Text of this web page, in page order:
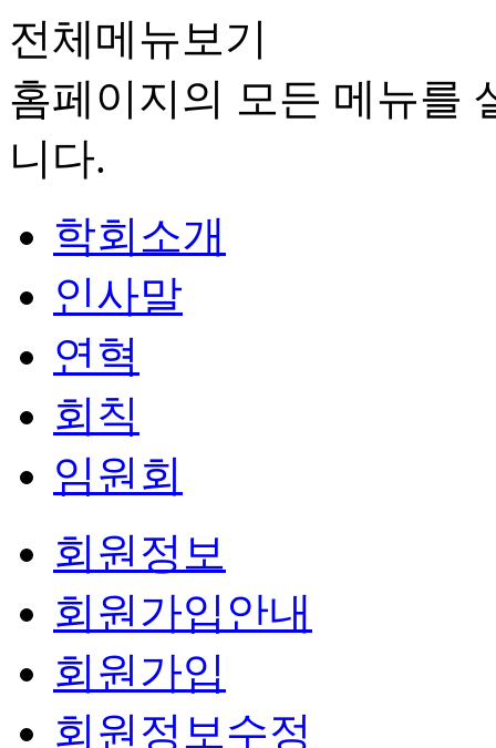
전체메뉴보기
홈페이지의 모든 메뉴를
니다.
학회소개
인사말
연혁
회칙
임원회
회원정보
회원가입안내
회원가입
회원정보수정